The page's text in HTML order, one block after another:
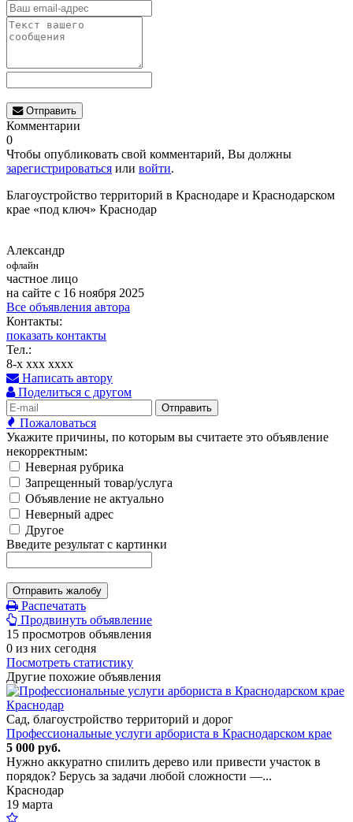
Отправить
Комментарии
0
Чтобы опубликовать свой комментарий, Вы должны
зарегистрироваться или войти.
Благоустройство территорий в Краснодаре и Краснодарском
крае «под ключ» Краснодар
Александр
офлайн
частное лицо
на сайте с 16 ноября 2025
Все объявления автора
Контакты:
показать контакты
Тел.:
8-x xxx xxxx
Написать автору
Поделиться с другом
Отправить
Пожаловаться
Укажите причины, по которым вы считаете это объявление
некорректным:
Неверная рубрика
Запрещенный товар/услуга
Объявление не актуально
Неверный адрес
Другое
Введите результат с картинки
Отправить жалобу
Распечатать
Продвинуть объявление
15 просмотров объявления
0 из них сегодня
Посмотреть статистику
Другие похожие объявления
Сад, благоустройство территорий и дорог
Профессиональные услуги арбориста в Краснодарском крае
5 000 руб.
Нужно аккуратно спилить дерево или привести участок в
порядок? Берусь за задачи любой сложности —...
Краснодар
19 марта